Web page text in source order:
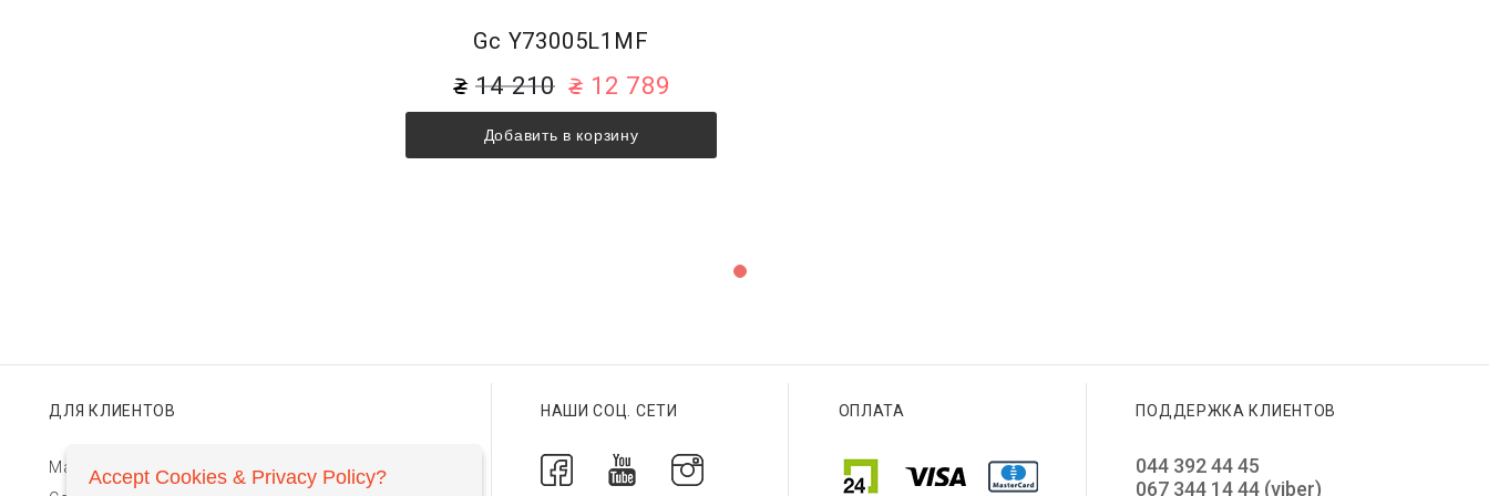
Gc Y73005L1MF
14 210 12 789
Добавить в корзину
ДЛЯ КЛИЕНТОВ
Магазины TIMEBAR
НАШИ СОЦ. СЕТИ ОПЛАТА ПОДДЕРЖКА КЛИЕНТОВ
044 392 44 45
067 344 14 44 (viber)
Accept Cookies & Privacy Policy?